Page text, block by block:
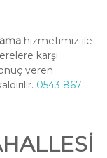
hizmetimiz ile
karşı
veren
0543 867